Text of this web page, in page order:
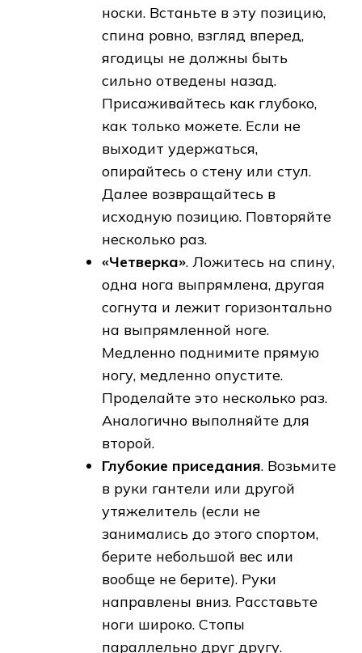
носки. Встаньте в эту позицию,
спина ровно, взгляд вперед,
ягодицы не должны быть
сильно отведены назад.
Присаживайтесь как глубоко,
как только можете. Если не
выходит удержаться,
опирайтесь о стену или стул.
Далее возвращайтесь в
исходную позицию. Повторяйте
несколько раз.
«Четверка». Ложитесь на спину,
одна нога выпрямлена, другая
согнута и лежит горизонтально
на выпрямленной ноге.
Медленно поднимите прямую
ногу, медленно опустите.
Проделайте это несколько раз.
Аналогично выполняйте для
второй.
Глубокие приседания. Возьмите
в руки гантели или другой
утяжелитель (если не
занимались до этого спортом,
берите небольшой вес или
вообще не берите). Руки
направлены вниз. Расставьте
ноги широко. Стопы
параллельно друг другу.